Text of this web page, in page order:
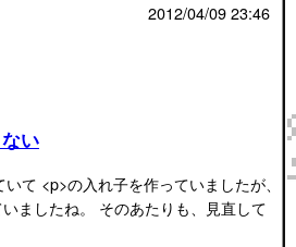
2012/04/09 23:46
い
て <p>の入れ子を作っていましたが、
ましたね。 そのあたりも、見直して